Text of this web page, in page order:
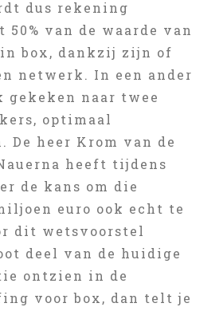
dus rekening
50% van de waarde van
box, dankzij zijn of
netwerk. In een ander
naar twee
optimaal
De heer Krom van de
heeft tijdens
de kans om die
euro ook echt te
dit wetsvoorstel
deel van de huidige
ontzien in de
voor box, dan telt je